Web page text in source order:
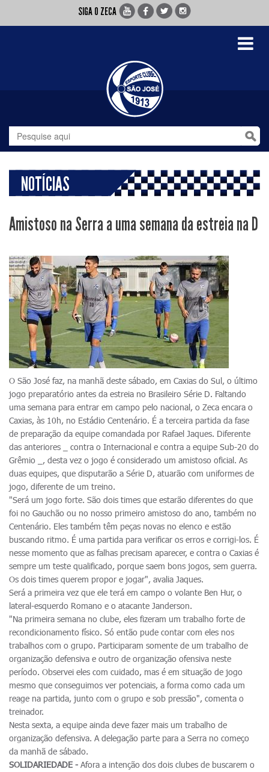
SIGA O ZECA
Toggle
NOTÍCIAS
Amistoso na Serra a uma semana da estreia na D
O São José faz, na manhã deste sábado, em Caxias do Sul, o último
jogo preparatório antes da estreia no Brasileiro Série D. Faltando
uma semana para entrar em campo pelo nacional, o Zeca encara o
Caxias, às 10h, no Estádio Centenário. É a terceira partida da fase
de preparação da equipe comandada por Rafael Jaques. Diferente
das anteriores _ contra o Internacional e contra a equipe Sub-20 do
Grêmio _, desta vez o jogo é considerado um amistoso oficial. As
duas equipes, que disputarão a Série D, atuarão com uniformes de
jogo, diferente de um treino.
"Será um jogo forte. São dois times que estarão diferentes do que
foi no Gauchão ou no nosso primeiro amistoso do ano, também no
Centenário. Eles também têm peças novas no elenco e estão
buscando ritmo. É uma partida para verificar os erros e corrigi-los. É
nesse momento que as falhas precisam aparecer, e contra o Caxias é
sempre um teste qualificado, porque saem bons jogos, sem guerra.
Os dois times querem propor e jogar", avalia Jaques.
Será a primeira vez que ele terá em campo o volante Ben Hur, o
lateral-esquerdo Romano e o atacante Janderson.
"Na primeira semana no clube, eles fizeram um trabalho forte de
recondicionamento físico. Só então pude contar com eles nos
trabalhos com o grupo. Participaram somente de um trabalho de
organização defensiva e outro de organização ofensiva neste
período. Observei eles com cuidado, mas é em situação de jogo
mesmo que conseguimos ver potenciais, a forma como cada um
reage na partida, junto com o grupo e sob pressão", comenta o
treinador.
Nesta sexta, a equipe ainda deve fazer mais um trabalho de
organização defensiva. A delegação parte para a Serra no começo
da manhã de sábado.
SOLIDARIEDADE - Afora a intenção dos dois clubes de buscarem o